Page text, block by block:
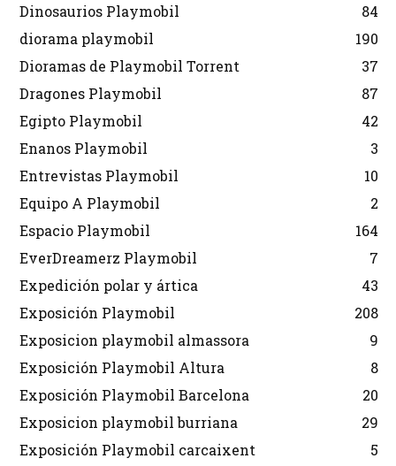
Dinosaurios Playmobil
84
diorama playmobil
190
Dioramas de Playmobil Torrent
37
Dragones Playmobil
87
Egipto Playmobil
42
Enanos Playmobil
3
Entrevistas Playmobil
10
Equipo A Playmobil
2
Espacio Playmobil
164
EverDreamerz Playmobil
7
Expedición polar y ártica
43
Exposición Playmobil
208
Exposicion playmobil almassora
9
Exposición Playmobil Altura
8
Exposición Playmobil Barcelona
20
Exposicion playmobil burriana
29
Exposición Playmobil carcaixent
5